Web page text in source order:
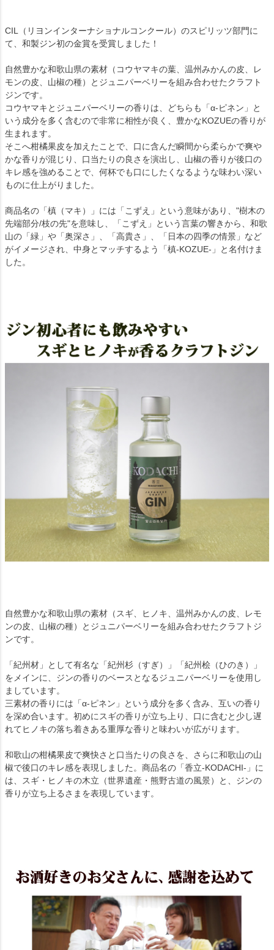
CIL（リヨンインターナショナルコンクール）のスピリッツ部門に
て、和製ジン初の金賞を受賞しました！
自然豊かな和歌山県の素材（コウヤマキの葉、温州みかんの皮、レ
モンの皮、山椒の種）とジュニパーベリーを組み合わせたクラフト
ジンです。
コウヤマキとジュニパーベリーの香りは、どちらも「α-ピネン」と
いう成分を多く含むので非常に相性が良く、豊かなKOZUEの香りが
生まれます。
そこへ柑橘果皮を加えたことで、口に含んだ瞬間から柔らかで爽や
かな香りが混じり、口当たりの良さを演出し、山椒の香りが後口の
キレ感を強めることで、何杯でも口にしたくなるような味わい深い
ものに仕上がりました。
商品名の「槙（マキ）」には「こずえ」という意味があり、"樹木の
先端部分/枝の先"を意味し、「こずえ」という言葉の響きから、和歌
山の「緑」や「奥深さ」、「高貴さ」、「日本の四季の情景」など
がイメージされ、中身とマッチするよう「槙-KOZUE-」と名付けま
した。
自然豊かな和歌山県の素材（スギ、ヒノキ、温州みかんの皮、レモ
ンの皮、山椒の種）とジュニパーベリーを組み合わせたクラフトジ
ンです。
「紀州材」として有名な「紀州杉（すぎ）」「紀州桧（ひのき）」
をメインに、ジンの香りのベースとなるジュニパーベリーを使用し
ましています。
三素材の香りには「α-ピネン」という成分を多く含み、互いの香り
を深め合います。初めにスギの香りが立ち上り、口に含むと少し遅
れてヒノキの落ち着きある重厚な香りと味わいが広がります。
和歌山の柑橘果皮で爽快さと口当たりの良さを、さらに和歌山の山
椒で後口のキレ感を表現しました。商品名の「香立-KODACHI-」に
は、スギ・ヒノキの木立（世界遺産・熊野古道の風景）と、ジンの
香りが立ち上るさまを表現しています。